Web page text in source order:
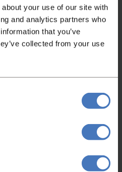
your use of our site with
and analytics partners who
that you’ve
collected from your use